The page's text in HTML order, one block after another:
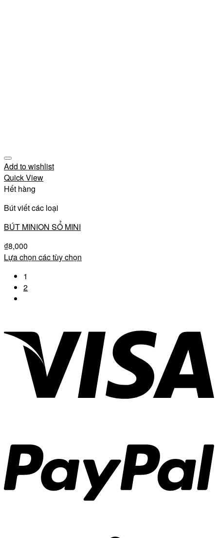
Add to wishlist
Quick View
Hết hàng
Bút viết các loại
BÚT MINION SỔ MINI
₫8,000
Lựa chọn các tùy chọn
1
2